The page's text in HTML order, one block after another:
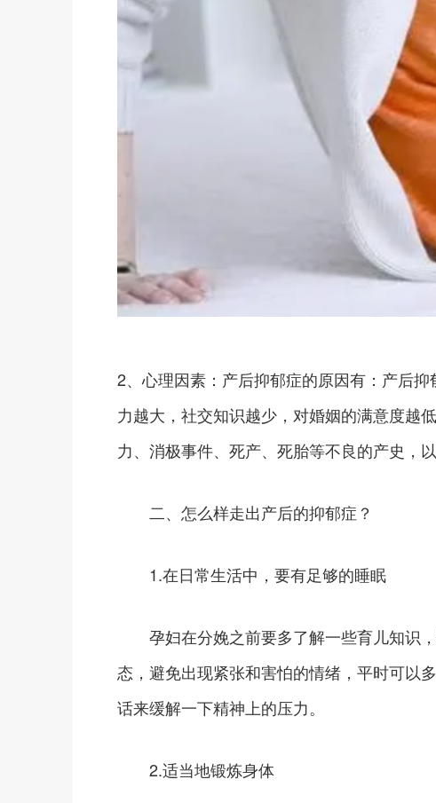
2、心理因素：产后抑郁症的原因有：产后
力越大，社交知识越少，对婚姻的满意度越
力、消极事件、死产、死胎等不良的产史，
二、怎么样走出产后的抑郁症？
1.在日常生活中，要有足够的睡眠
孕妇在分娩之前要多了解一些育儿知识
态，避免出现紧张和害怕的情绪，平时可以
话来缓解一下精神上的压力。
2.适当地锻炼身体